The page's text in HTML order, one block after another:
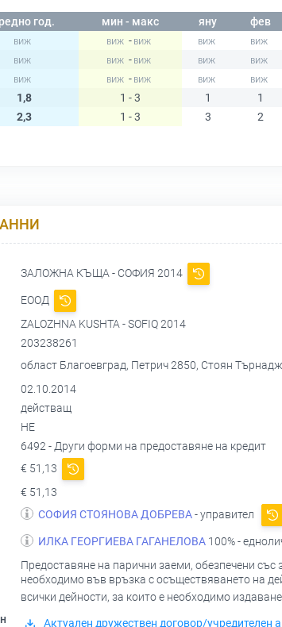
год. мин - макс яну фев
-
-
-
1,8 1 - 3 1 1
2,3 1 - 3 3 2
ЗАЛОЖНА КЪЩА - СОФИЯ 2014
ЕООД
ZALOZHNA KUSHTA - SOFIQ 2014
203238261
област Благоевград, Петрич 2850, Стоян
02.10.2014
действащ
НЕ
6492 - Други форми на предоставяне на кредит
€ 51,13
€ 51,13
СОФИЯ СТОЯНОВА ДОБРЕВА- управител
ИЛКА ГЕОРГИЕВА ГАГАНЕЛОВА 100% -
Предоставяне на парични заеми, обезпечени
необходимо във връзка с осъществяването на
всички дейности, за които е необходимо
Актуален дружествен договор/учредителен